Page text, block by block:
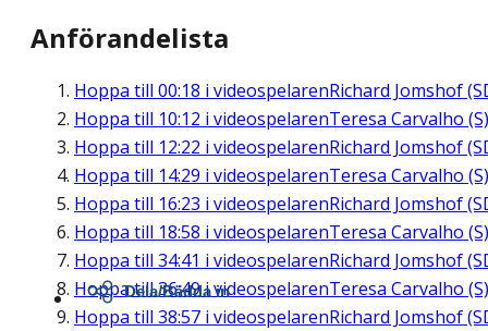
Anförandelista
Hoppa till 00:18 i videospelarenRichard Jomshof
Hoppa till 10:12 i videospelarenTeresa Carvalho (S)
Hoppa till 12:22 i videospelarenRichard Jomshof
Hoppa till 14:29 i videospelarenTeresa Carvalho (S)
Hoppa till 16:23 i videospelarenRichard Jomshof
Hoppa till 18:58 i videospelarenTeresa Carvalho (S)
Hoppa till 34:41 i videospelarenRichard Jomshof
Hoppa till36:49i videospelarenTeresa Carvalho (S)
Hoppa till 38:57 i videospelarenRichard Jomshof
Dela/Bädda in